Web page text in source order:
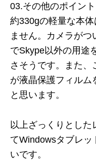
03.その他のポイント
約330gの軽量な本
ません。カメラが
でSkype以外の用途
さそうです。また、
が液晶保護フィルム
と思います。
以上ざっくりとし
てWindowsタブレ
いです。